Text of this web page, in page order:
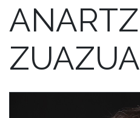
ANARTZ
ZUAZUA